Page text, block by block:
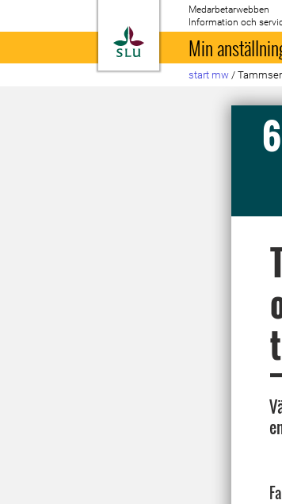
Till startsida
Medarbetarwebben
Information och
Min
start mw /
6